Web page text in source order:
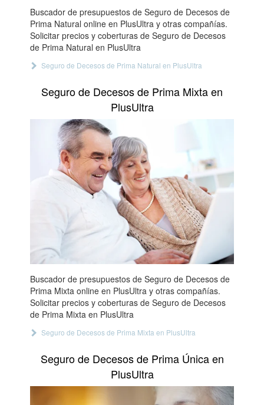
Buscador de presupuestos de Seguro de Decesos de
Prima Natural online en PlusUltra y otras compañías.
Solicitar precios y coberturas de Seguro de Decesos
de Prima Natural en PlusUltra
Seguro de Decesos de Prima Natural en PlusUltra
Seguro de Decesos de Prima Mixta en
PlusUltra
Buscador de presupuestos de Seguro de Decesos de
Prima Mixta online en PlusUltra y otras compañías.
Solicitar precios y coberturas de Seguro de Decesos
de Prima Mixta en PlusUltra
Seguro de Decesos de Prima Mixta en PlusUltra
Seguro de Decesos de Prima Única en
PlusUltra